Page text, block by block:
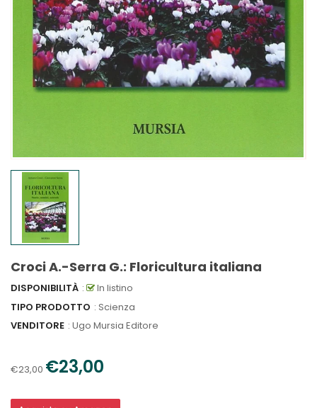
Croci A.-Serra G.: Floricultura italiana
DISPONIBILITÀ :
In listino
TIPO PRODOTTO : Scienza
VENDITORE : Ugo Mursia Editore
€23,00 €23,00